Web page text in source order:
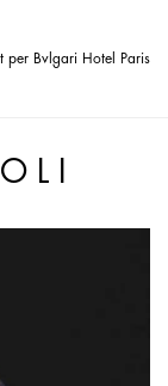
per Bvlgari Hotel Paris